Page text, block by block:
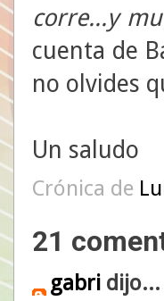
corre...y
cuenta de
no olvides
Un saludo
Crónica de
21
gabri dijo...